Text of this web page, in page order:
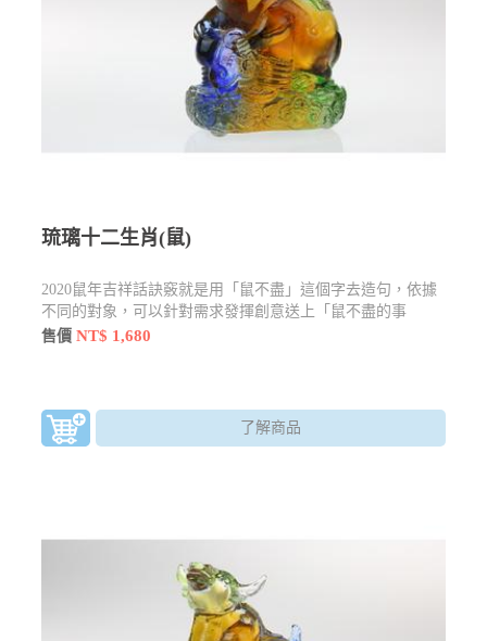
琉璃十二生肖(鼠)
2020鼠年吉祥話訣竅就是用「鼠不盡」這個字去造句，依據
不同的對象，可以針對需求發揮創意送上「鼠不盡的事
物」。
售價NT$ 1,680
了解商品